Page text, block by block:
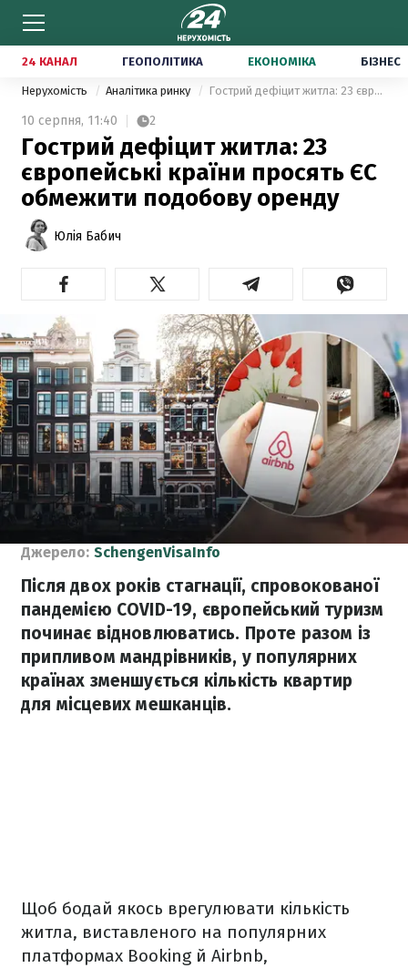
24 КАНАЛ ГЕОПОЛІТИКА ЕКОНОМІКА БІЗНЕС
Нерухомість Аналітика ринку Гострий дефіцит житла: 23 європейські країни просять ЄС обмежити подобову оренду
10 серпня, 11:40 2
Гострий дефіцит житла: 23
європейські країни просять ЄС
обмежити подобову оренду
Юлія Бабич
Джерело: SchengenVisaInfo
Після двох років стагнації, спровокованої
пандемією COVID-19, європейський туризм
починає відновлюватись. Проте разом із
припливом мандрівників, у популярних
країнах зменшується кількість квартир
для місцевих мешканців.
Щоб бодай якось врегулювати кількість
житла, виставленого на популярних
платформах Booking й Airbnb,